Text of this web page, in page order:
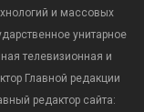
и массовых
унитарное
телевизионная и
Главной редакции
редактор сайта: